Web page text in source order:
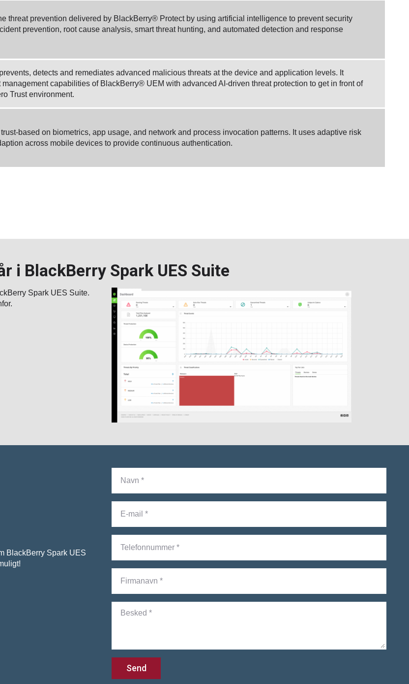
threat prevention delivered by BlackBerry® Protect by using artificial intelligence to prevent security
prevention, root cause analysis, smart threat hunting, and automated detection and response
detects and remediates advanced malicious threats at the device and application levels. It
capabilities of BlackBerry® UEM with advanced AI-driven threat protection to get in front of
Trust environment.
based on biometrics, app usage, and network and process invocation patterns. It uses adaptive risk
across mobile devices to provide continuous authentication.
i BlackBerry Spark UES Suite
Spark UES Suite.
BlackBerry Spark UES
Send